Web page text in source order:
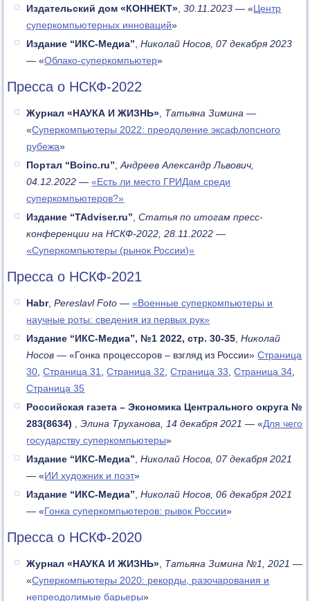
Издательский дом «КОННЕКТ» ,30.11.2023 — «Центр
суперкомпьютерных инноваций»
Издание “ИКС-Медиа” ,Николай Носов, 07 декабря 2023
— «Облако-суперкомпьютер»
Пресса о НСКФ-2022
Журнал «НАУКА И ЖИЗНЬ» Татьяна Зимина —
«Суперкомпьютеры 2022: преодоление эксафлопсного
рубежа»
Портал “Boinc.ru” ,Андреев Александр Львович,
04.12.2022 —«Есть ли место ГРИДам среди
суперкомпьютеров?»
Издание “TAdviser.ru” ,Статья по итогам пресс-
конференции на НСКФ-2022, 28.11.2022 —
«Суперкомпьютеры (рынок России)»
Пресса о НСКФ-2021
Habr,Pereslavl Foto —«Военные суперкомпьютеры и
научные роты: сведения из первых рук»
Издание “ИКС-Медиа”, №1 2022, стр. 30-35 ,Николай
Носов — «Гонка процессоров – взгляд из России»Страница
30 ,Страница 31 ,Страница 32 ,Страница 33 ,Страница 34
Страница 35
Российская газета – Экономика Центрального округа №
283(8634)
,Элина Труханова, 14 декабря 2021 — «Для чего
государству суперкомпьютеры»
Издание “ИКС-Медиа” ,Николай Носов, 07 декабря 2021
— «ИИ художник и поэт»
Издание “ИКС-Медиа” ,Николай Носов, 06 декабря 2021
— «Гонка суперкомпьютеров: рывок России»
Пресса о НСКФ-2020
Журнал «НАУКА И ЖИЗНЬ» Татьяна Зимина №1, 2021 —
«Суперкомпьютеры 2020: рекорды, разочарования и
непреодолимые барьеры»